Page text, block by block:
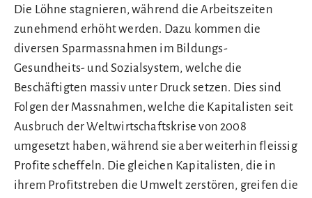
Die Löhne stagnieren, während die Arbeitszeiten
zunehmend erhöht werden. Dazu kommen die
diversen Sparmassnahmen im Bildungs-
Gesundheits- und Sozialsystem, welche die
Beschäftigten massiv unter Druck setzen. Dies sind
Folgen der Massnahmen, welche die Kapitalisten seit
Ausbruch der Weltwirtschaftskrise von 2008
umgesetzt haben, während sie aber weiterhin fleissig
Profite scheffeln. Die gleichen Kapitalisten, die in
ihrem Profitstreben die Umwelt zerstören, greifen die